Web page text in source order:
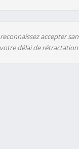
accepter
délai de